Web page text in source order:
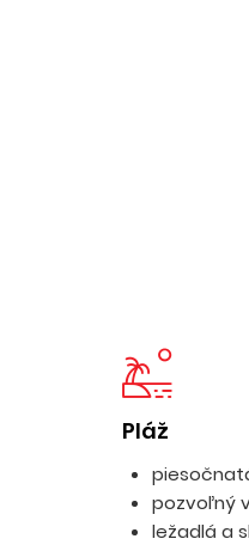
Pláž
pozvoľný
ležadlá a